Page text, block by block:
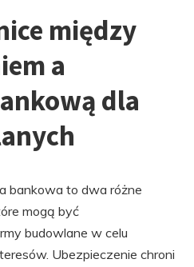
między
a
dla
bankowa to dwa różne
mogą być
budowlane w celu
Ubezpieczenie chroni